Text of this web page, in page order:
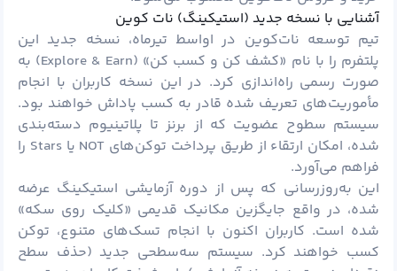
آشنایی با نسخه جدید (استیکینگ) نات کوین
تیم توسعه نات‌کوین در اواسط تیرماه، نسخه جدید این
پلتفرم را با نام «کشف کن و کسب کن» (Explore & Earn) به
صورت رسمی راه‌اندازی کرد. در این نسخه کاربران با انجام
مأموریت‌های تعریف ‌شده قادر به کسب پاداش خواهند بود.
سیستم سطوح عضویت که از برنز تا پلاتینیوم دسته‌بندی
شده، امکان ارتقاء از طریق پرداخت توکن‌های NOT یا Stars را
فراهم می‌آورد.
این به‌روزرسانی که پس از دوره آزمایشی استیکینگ عرضه
شده، در واقع جایگزین مکانیک قدیمی «کلیک روی سکه»
شده است. کاربران اکنون با انجام تسک‌های متنوع، توکن
کسب خواهند کرد. سیستم سه‌سطحی جدید (حذف سطح